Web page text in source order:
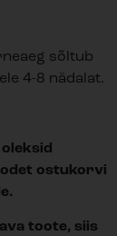
sõltub
4-8 nädalat.
ostukorvi
toote, siis